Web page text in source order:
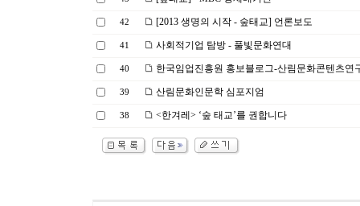
42 [2013 생명의 시작 - 숲태교] 언론보도
41 사회적기업 탐방 - 풀빛문화연대
40 한국임업진흥원 홍보블로그-산림문화콘텐츠연
39 산림문화인문학 심포지엄
38 <한겨레> ‘숲 태교’를 권합니다